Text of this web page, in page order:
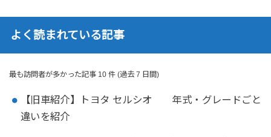
よく読まれている記事
最も訪問者が多かった記事 10 件 (過去 7 日間)
【旧車紹介】トヨタ セルシオ 年式・グレードごと
違いを紹介